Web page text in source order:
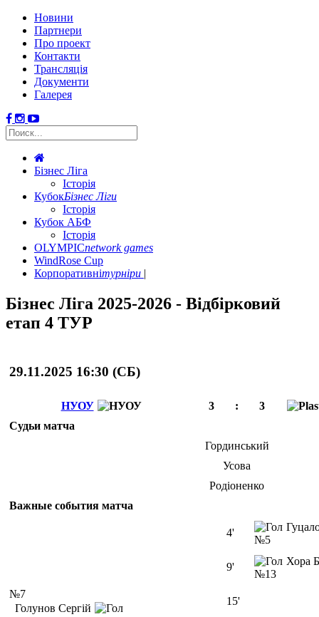
Новини
Партнери
Про проект
Контакти
Трансляція
Документи
Галерея
Бізнес Ліга
Історія
КубокБізнес Ліги
Історія
Кубок АБФ
Історія
OLYMPICnetwork games
WindRose Cup
Корпоративнітурніри
Бізнес Ліга 2025-2026 - Відбірковий
етап 4 ТУР
29.11.2025 16:30 (СБ)
НУОУ 3 :
3
Судьи матча
Гординський
Усова
Родіоненко
Важные события матча
4'
№5
9'
Хора
№13
№7
Голунов Сергій
15'